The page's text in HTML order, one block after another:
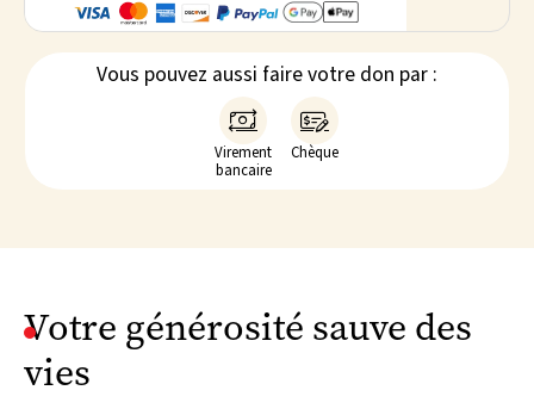
Vous pouvez aussi faire votre don par :

Virement
bancaire

Chèque
Votre générosité sauve des
vies